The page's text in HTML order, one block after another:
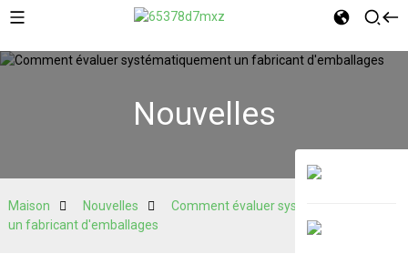
Nouvelles
Maison Nouvelles
Comment évaluer systématiquement
un fabricant d'emballages